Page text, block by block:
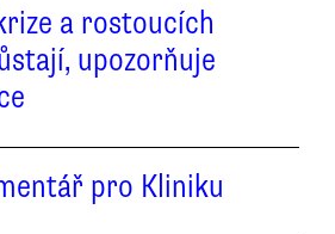
a rostoucích
upozorňuje
pro Kliniku